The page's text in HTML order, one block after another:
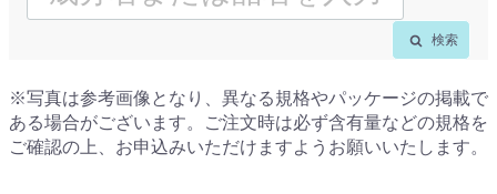
検索
※写真は参考画像となり、異なる規格やパッケージの掲載で
ある場合がございます。ご注文時は必ず含有量などの規格を
ご確認の上、お申込みいただけますようお願いいたします。